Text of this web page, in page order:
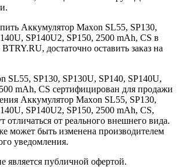
Аккумулятор Maxon SL55, SP130,
SP140U2, SP150, 2500 mAh, CS в
достаточно оставить заказ на
SL55, SP130, SP130U, SP140, SP140U,
mAh, CS сертифицирован для продажи
Аккумулятор Maxon SL55, SP130,
SP140U2, SP150, 2500 mAh, CS,
отличаться от реального внешнего вида.
может быть изменена производителем
уведомления.
является публичной офертой.